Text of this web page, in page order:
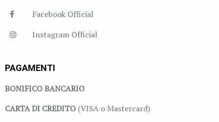
Facebook Official
Instagram Official
PAGAMENTI
BONIFICO BANCARIO
CARTA DI CREDITO (VISA o Mastercard)